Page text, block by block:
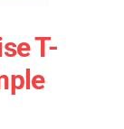
T-